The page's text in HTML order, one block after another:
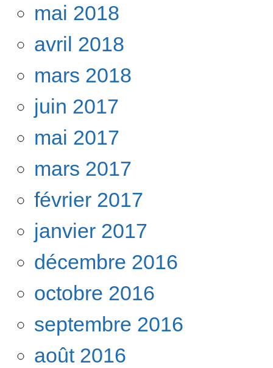
mai 2018
avril 2018
mars 2018
juin 2017
mai 2017
mars 2017
février 2017
janvier 2017
décembre 2016
octobre 2016
septembre 2016
août 2016